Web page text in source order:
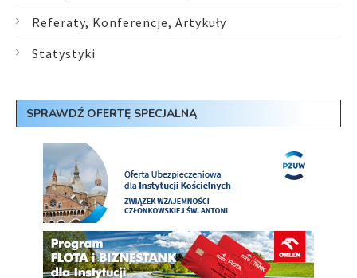
Referaty, Konferencje, Artykuły
Statystyki
SPRAWDŹ OFERTĘ SPECJALNĄ